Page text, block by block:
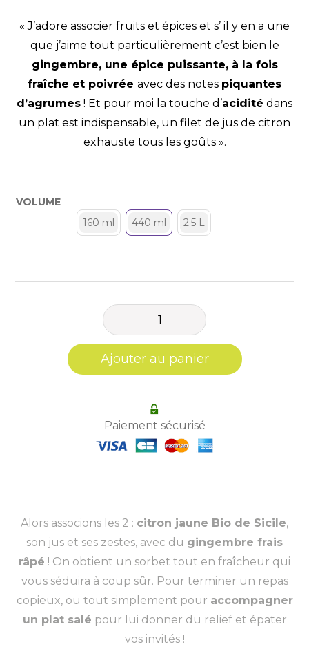
« J’adore associer fruits et épices et s’ il y en a une
que j’aime tout particulièrement c’est bien le
gingembre, une épice puissante, à la fois
fraîche et poivrée avec des notes piquantes
d’agrumes ! Et pour moi la touche d’acidité dans
un plat est indispensable, un filet de jus de citron
exhauste tous les goûts ».
VOLUME
160 ml
440 ml 2.5 L
quantité
de
Citron
&
gingembre
Ajouter au panier
Paiement sécurisé
Alors associons les 2 : citron jaune Bio de Sicile,
son jus et ses zestes, avec du gingembre frais
râpé ! On obtient un sorbet tout en fraîcheur qui
vous séduira à coup sûr. Pour terminer un repas
copieux, ou tout simplement pour accompagner
un plat salé pour lui donner du relief et épater
vos invités !